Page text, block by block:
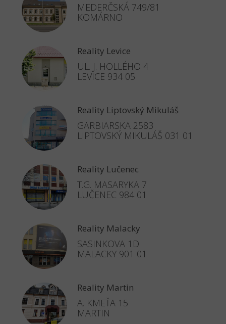
MEDERČSKÁ 749/81
KOMÁRNO
Reality Levice
UL. J. HOLLÉHO 4
LEVICE 934 05
Reality Liptovský Mikuláš
GARBIARSKA 2583
LIPTOVSKÝ MIKULÁŠ 031 01
Reality Lučenec
T.G. MASARYKA 7
LUČENEC 984 01
Reality Malacky
SASINKOVA 1D
MALACKY 901 01
Reality Martin
A. KMEŤA 15
MARTIN